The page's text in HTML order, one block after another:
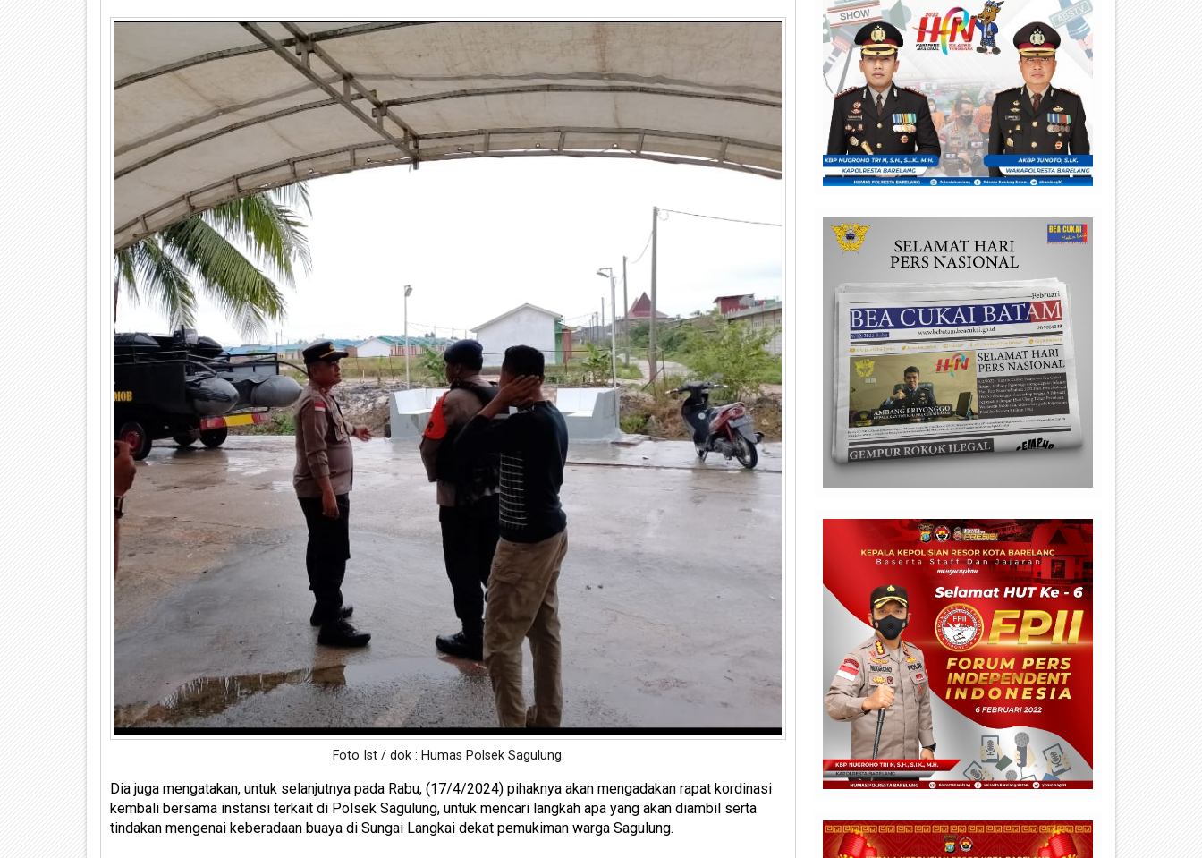
Foto Ist / dok : Humas Polsek Sagulung.
Dia juga mengatakan, untuk selanjutnya pada Rabu, (17/4/2024) pihaknya akan mengadakan rapat kordinasi
kembali bersama instansi terkait di Polsek Sagulung, untuk mencari langkah apa yang akan diambil serta
tindakan mengenai keberadaan buaya di Sungai Langkai dekat pemukiman warga Sagulung.